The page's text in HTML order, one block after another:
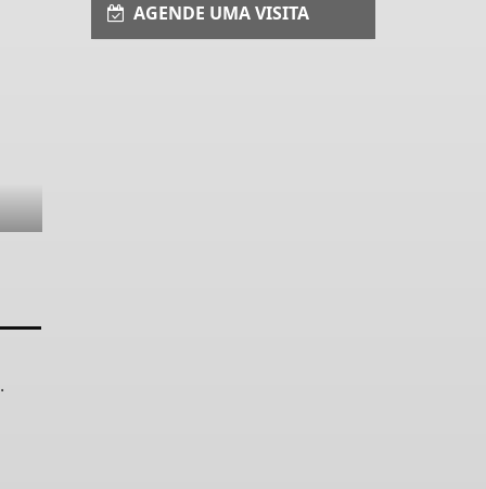
AGENDE UMA VISITA